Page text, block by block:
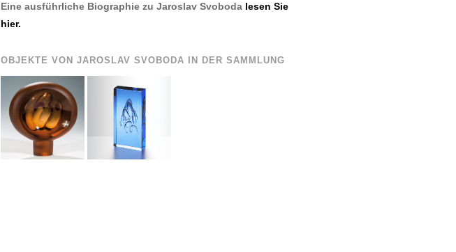
Eine ausführliche Biographie zu Jaroslav Svoboda lesen Sie
hier.
OBJEKTE VON JAROSLAV SVOBODA IN DER SAMMLUNG